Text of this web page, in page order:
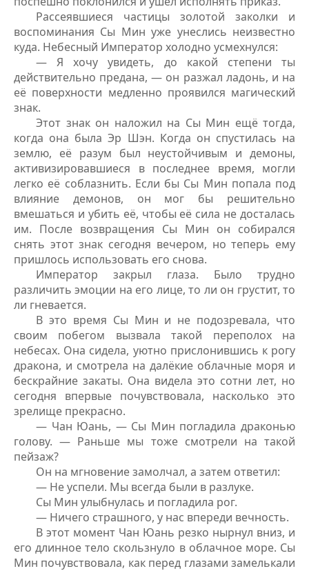
Рассеявшиеся частицы золотой заколки и
воспоминания Сы Мин уже унеслись неизвестно
куда. Небесный Император холодно усмехнулся:
— Я хочу увидеть, до какой степени ты
действительно предана, — он разжал ладонь, и на
её поверхности медленно проявился магический
знак.
Этот знак он наложил на Сы Мин ещё тогда,
когда она была Эр Шэн. Когда он спустилась на
землю, её разум был неустойчивым и демоны,
активизировавшиеся в последнее время, могли
легко её соблазнить. Если бы Сы Мин попала под
влияние демонов, он мог бы решительно
вмешаться и убить её, чтобы её сила не досталась
им. После возвращения Сы Мин он собирался
снять этот знак сегодня вечером, но теперь ему
пришлось использовать его снова.
Император закрыл глаза. Было трудно
различить эмоции на его лице, то ли он грустит, то
ли гневается.
В это время Сы Мин и не подозревала, что
своим побегом вызвала такой переполох на
небесах. Она сидела, уютно прислонившись к рогу
дракона, и смотрела на далёкие облачные моря и
бескрайние закаты. Она видела это сотни лет, но
сегодня впервые почувствовала, насколько это
зрелище прекрасно.
— Чан Юань, — Сы Мин погладила драконью
голову. — Раньше мы тоже смотрели на такой
пейзаж?
Он на мгновение замолчал, а затем ответил:
— Не успели. Мы всегда были в разлуке.
Сы Мин улыбнулась и погладила рог.
— Ничего страшного, у нас впереди вечность.
В этот момент Чан Юань резко нырнул вниз, и
его длинное тело скользнуло в облачное море. Сы
Мин почувствовала, как перед глазами замелькали